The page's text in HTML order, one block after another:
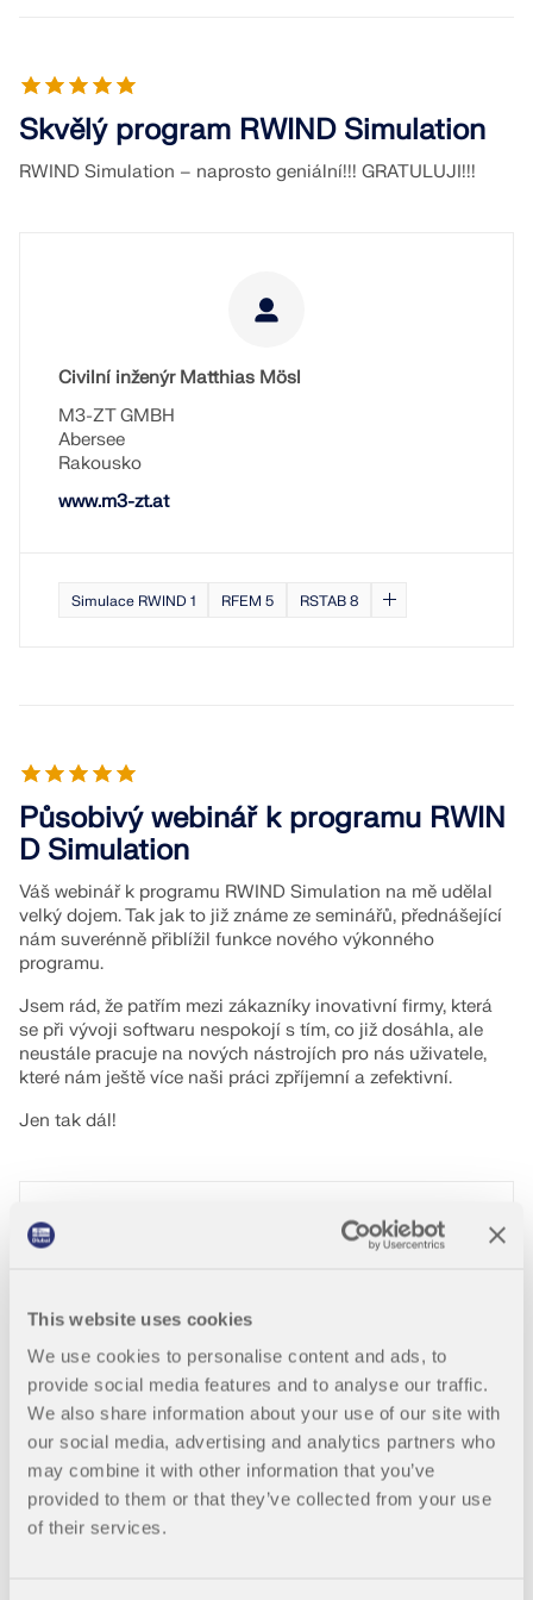
This website uses cookies
We use cookies to personalise content and ads, to
provide social media features and to analyse our traffic.
We also share information about your use of our site with
our social media, advertising and analytics partners who
may combine it with other information that you’ve
provided to them or that they’ve collected from your use
of their services.
Starší produkty
Skvělý program RWIND Simulation
RWIND Simulation – naprosto geniální!!! GRATULUJI!!!
Civilní inženýr Matthias Mösl
M3-ZT GMBH
Abersee
Rakousko
www.m3-zt.at
Simulace RWIND 1 RFEM 5 RSTAB 8
Působivý webinář k programu RWIN
D Simulation
Váš webinář k programu RWIND Simulation na mě udělal
velký dojem. Tak jak to již známe ze seminářů, přednášející
nám suverénně přiblížil funkce nového výkonného
programu.
Jsem rád, že patřím mezi zákazníky inovativní firmy, která
se při vývoji softwaru nespokojí s tím, co již dosáhla, ale
neustále pracuje na nových nástrojích pro nás uživatele,
které nám ještě více naši práci zpříjemní a zefektivní.
Jen tak dál!
Ing. Johann Tauß
Kaindorf
Rakousko
Simulace RWIND 1
RFEM 5
Simulace větru a generování zatížení větrem